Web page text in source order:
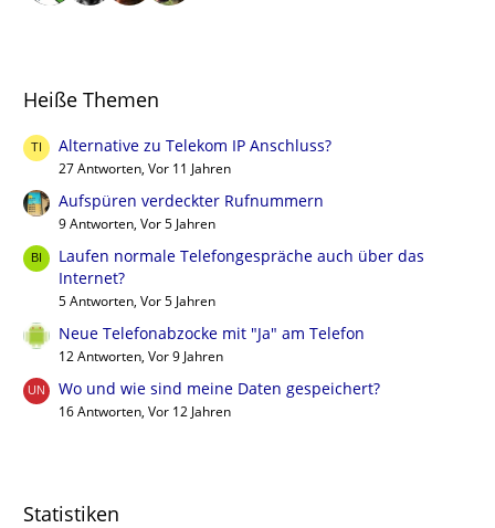
Heiße Themen
Alternative zu Telekom IP Anschluss?
27 Antworten, Vor 11 Jahren
Aufspüren verdeckter Rufnummern
9 Antworten, Vor 5 Jahren
Laufen normale Telefongespräche auch über das
Internet?
5 Antworten, Vor 5 Jahren
Neue Telefonabzocke mit "Ja" am Telefon
12 Antworten, Vor 9 Jahren
Wo und wie sind meine Daten gespeichert?
16 Antworten, Vor 12 Jahren
Statistiken